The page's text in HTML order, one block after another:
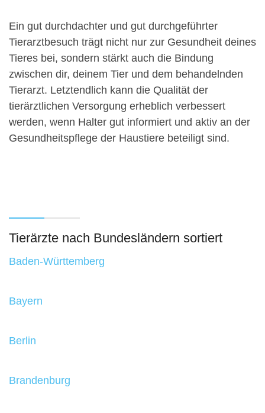
Ein gut durchdachter und gut durchgeführter
Tierarztbesuch trägt nicht nur zur Gesundheit deines
Tieres bei, sondern stärkt auch die Bindung
zwischen dir, deinem Tier und dem behandelnden
Tierarzt. Letztendlich kann die Qualität der
tierärztlichen Versorgung erheblich verbessert
werden, wenn Halter gut informiert und aktiv an der
Gesundheitspflege der Haustiere beteiligt sind.
Tierärzte nach Bundesländern sortiert
Baden-Württemberg
Bayern
Berlin
Brandenburg